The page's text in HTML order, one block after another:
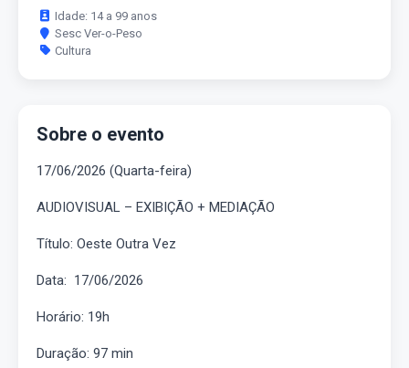
Sobre o evento
17/06/2026 (Quarta-feira)
AUDIOVISUAL – EXIBIÇÃO + MEDIAÇÃO
Título: Oeste Outra Vez
Data: 17/06/2026
Horário: 19h
Duração: 97 min
Idade: 14 a 99 anos
Sesc Ver-o-Peso
Cultura